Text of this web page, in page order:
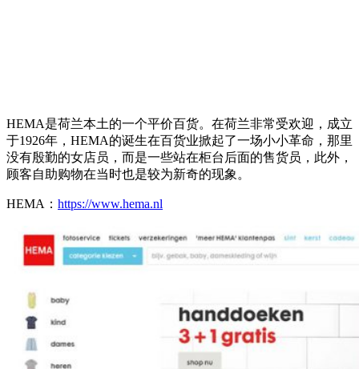
HEMA是荷兰本土的一个平价百货。在荷兰非常受欢迎，成立
于1926年，HEMA的诞生在百货业掀起了一场小小革命，那里
没有殷勤的女店员，而是一些站在柜台后面的售货员，此外，
顾客自助购物在当时也是较为新奇的现象。
HEMA： https://www.hema.nl